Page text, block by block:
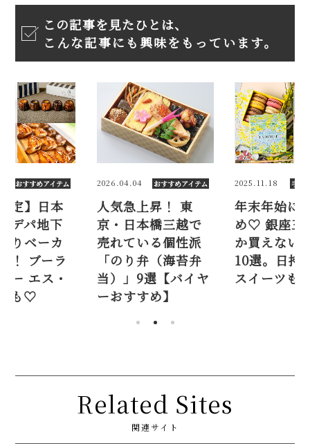
この記事を見たひとは、
こんな記事にも興味をもっています。
めアイテム
日本
地下
ーカ
ーラ
ス・
2026.04.04 おすすめアイテム
人気急上昇！ 東
京・日本橋三越で
売れている個性派
「のり弁（海苔弁
当）」9選【バイヤ
ーおすすめ】
2025.11.18 手土産・ギフト
年末年始におすす
め♡ 銀座三越で
か買えない手土産
10選。日持ちす
スイーツも
Related Sites
関連サイト